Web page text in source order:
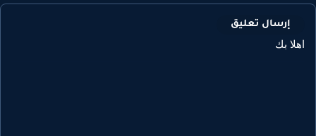
إرسال تعليق
بك